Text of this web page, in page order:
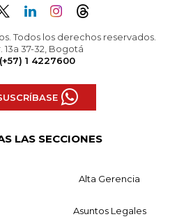
Todos los derechos reservados.
13a 37-32, Bogotá
(+57) 1 4227600
LAS SECCIONES
Alta Gerencia
Asuntos Legales